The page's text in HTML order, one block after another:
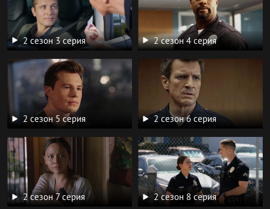
2 сезон 3 серия 2 сезон 4 серия
2 сезон 5 серия 2 сезон 6 серия
2 сезон 7 серия 2 сезон 8 серия